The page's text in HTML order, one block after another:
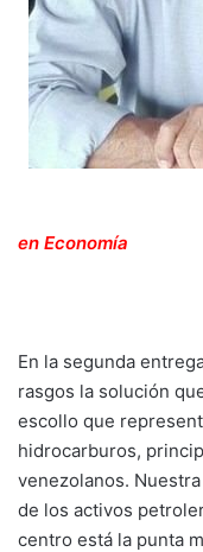
en Economía
En la segunda
rasgos la solución
escollo que
hidrocarburos,
venezolanos.
de los activos
centro está la punta